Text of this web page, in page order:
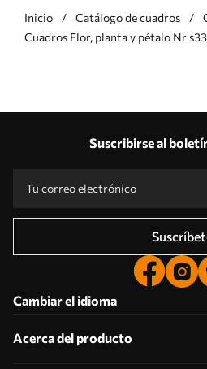
Inicio Catálogo de cuadros
Cuadros Flor, planta y pétalo Nr
Suscribirse al
Cambiar el idioma
Acerca del producto